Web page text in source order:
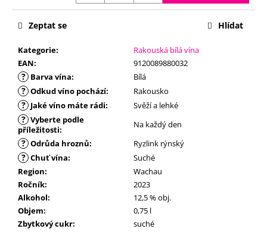
Kategorie:
Rakouská bílá vína
EAN: 9120089880032
? Barva vína: Bílá
? Odkud víno pochází: Rakousko
? Jaké víno máte rádi: Svěží a lehké
? Vyberte podle
příležitosti: Na každý den
? Odrůda hroznů: Ryzlink rýnský
? Chuť vína:
Suché
Region:
Wachau
Ročník:
2023
Alkohol:
12,5 % obj.
Objem:
0,75 l
Zbytkový cukr: suché
Zeptat se Hlídat
u
m
e